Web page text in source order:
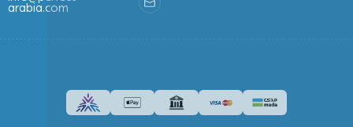
arabia.com